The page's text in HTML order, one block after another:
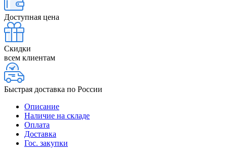
Доступная цена
Скидки
всем клиентам
Быстрая доставка по России
Описание
Наличие на складе
Оплата
Доставка
Гос. закупки